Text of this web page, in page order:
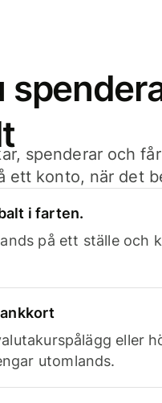
spenderar och
ett konto, när det
i farten.
på ett ställe och
eller
utomlands.